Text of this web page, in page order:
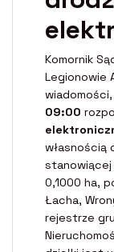
Komornik
Legionowie
wiadomości,
09:00
własnością
stanowiącej
0,1000 ha,
Łacha,
rejestrze